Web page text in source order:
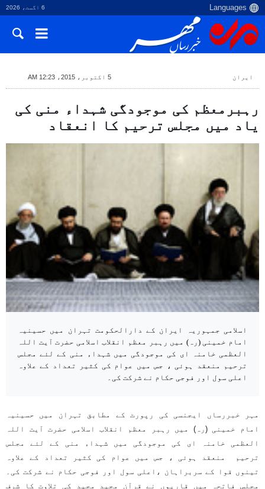
6 اگست، 2026
ایران 5 اکتوبر، 2015، 12:23 AM
رہبرمعظم کی موجودگی شہداء منی کی
یاد میں مجلس ترحیم کا انعقاد
اسلامی جمہوریہ ایران کے دارالحکومت تہران میں حسینیہ
امام خمینی (رہ) میں رہبر معظم انقلاب اسلامی حضرت آیت اللہ
العظمی خامنہ ای کی موجودگی میں شہداء منی کے لئے مجلس
ترحیم منعقد ہوئی ، جس میں عوام کی کثیر تعداد کے علاوہ
اعلی سول اور فوجی حکام نے شرکت کی۔
مہر خبررساں ایجنسی کی رپورٹ کے مطابق تہران میں حسینیہ
امام خمینی (رہ) میں رہبر معظم انقلاب اسلامی حضرت آیت اللہ
العظمی خامنہ ای کی موجودگی میں شہداء منی کے لئے مجلس
ترحیم منعقد ہوئی ، جس میں عوام کی کثیر تعداد کے علاوہ
تینوں قوا کے سربراہان ،اعلی سول اور فوجی حکام نے شرکت کی۔
مجلس فاتحہ میں قاریوں نے قرآن مجید مجید کی تلاوت کا شرف